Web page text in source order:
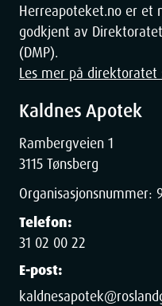
Herreapoteket.no er et
godkjent av
(DMP).
Les mer på direktoratet
Kaldnes Apotek
Rambergveien 1
3115 Tønsberg
Organisasjonsnummer:
Telefon:
31 02 00 22
E-post: